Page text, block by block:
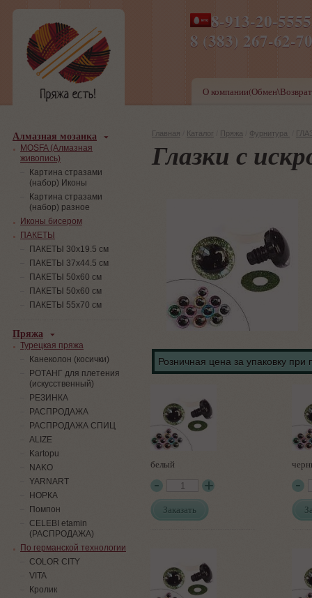
8-913-20-
8 (383) 267-
ПН-ПТ 8-17,СБ-ВС 9-
О
Главная Каталог Пряжа Фурнитура
Глазки с
Розничная цена за упаковку при
белый
Заказать
Алмазная мозаика
MOSFA (Алмазная
живопись)
Картина стразами
(набор) Иконы
Картина стразами
(набор) разное
Иконы бисером
ПАКЕТЫ
ПАКЕТЫ 30х19.5 см
ПАКЕТЫ 37х44.5 см
ПАКЕТЫ 50х60 см
ПАКЕТЫ 50х60 см
ПАКЕТЫ 55х70 см
Пряжа
Турецкая пряжа
Канеколон (косички)
РОТАНГ для плетения
(искусственный)
PЕЗИНКА
РАСПРОДАЖА
РАСПРОДАЖА СПИЦ
ALIZE
Kartopu
NAKO
YARNART
НОРКА
Помпон
СELEBI etamin
(РАСПРОДАЖА)
По германской технологии
COLOR CITY
VITA
Кролик